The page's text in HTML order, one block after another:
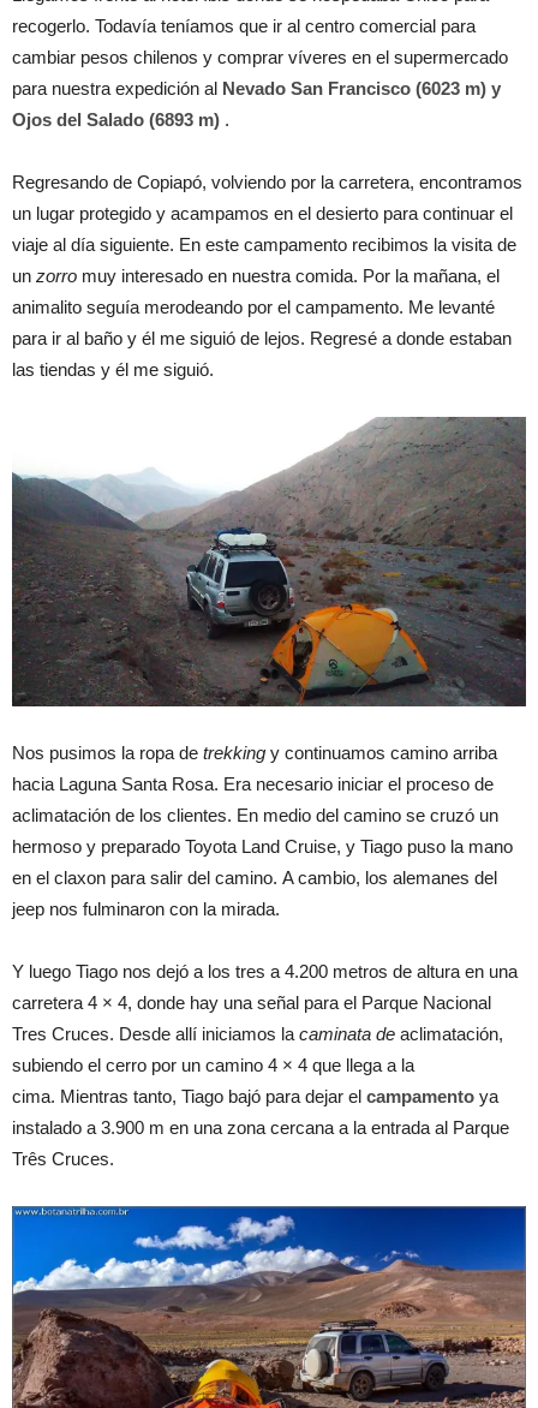
recogerlo. Todavía teníamos que ir al centro comercial para
cambiar pesos chilenos y comprar víveres en el supermercado
para nuestra expedición al Nevado San Francisco (6023 m) y
Ojos del Salado (6893 m) .
Regresando de Copiapó, volviendo por la carretera, encontramos
un lugar protegido y acampamos en el desierto para continuar el
viaje al día siguiente. En este campamento recibimos la visita de
un zorro muy interesado en nuestra comida. Por la mañana, el
animalito seguía merodeando por el campamento. Me levanté
para ir al baño y él me siguió de lejos. Regresé a donde estaban
las tiendas y él me siguió.
Nos pusimos la ropa de trekking y continuamos camino arriba
hacia Laguna Santa Rosa. Era necesario iniciar el proceso de
aclimatación de los clientes. En medio del camino se cruzó un
hermoso y preparado Toyota Land Cruise, y Tiago puso la mano
en el claxon para salir del camino. A cambio, los alemanes del
jeep nos fulminaron con la mirada.
Y luego Tiago nos dejó a los tres a 4.200 metros de altura en una
carretera 4 × 4, donde hay una señal para el Parque Nacional
Tres Cruces. Desde allí iniciamos lacaminata de aclimatación,
subiendo el cerro por un camino 4 × 4 que llega a la
cima. Mientras tanto, Tiago bajó para dejar el campamento ya
instalado a 3.900 m en una zona cercana a la entrada al Parque
Três Cruces.